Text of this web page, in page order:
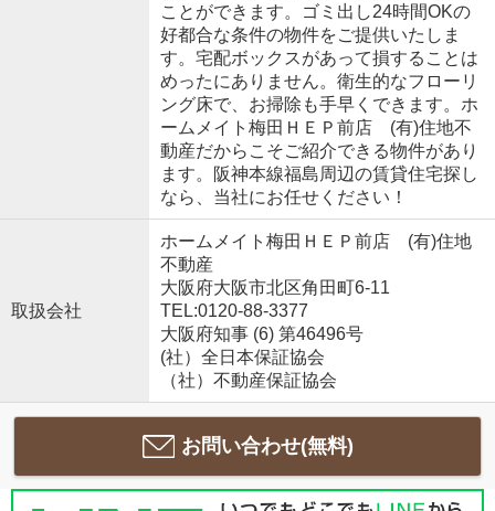
ことができます。ゴミ出し24時間OKの
好都合な条件の物件をご提供いたしま
す。宅配ボックスがあって損することは
めったにありません。衛生的なフローリ
ング床で、お掃除も手早くできます。ホ
ームメイト梅田ＨＥＰ前店 (有)住地不
動産だからこそご紹介できる物件があり
ます。阪神本線福島周辺の賃貸住宅探し
なら、当社にお任せください！
取扱会社
ホームメイト梅田ＨＥＰ前店 (有)住地
不動産
大阪府大阪市北区角田町6-11
TEL:0120-88-3377
大阪府知事 (6) 第46496号
(社）全日本保証協会
（社）不動産保証協会
お問い合わせ(無料)